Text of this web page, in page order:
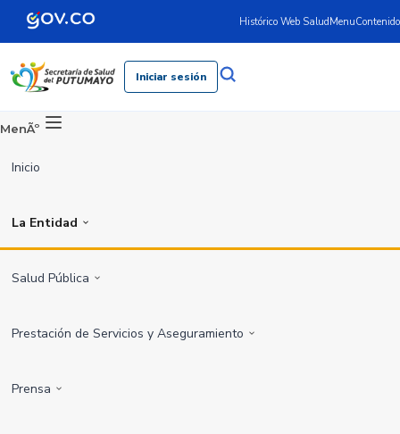
Histórico Web SaludMenuContenido
Iniciar sesión
MenÃº
Inicio
La Entidad
Salud Pública
Prestación de Servicios y Aseguramiento
Prensa